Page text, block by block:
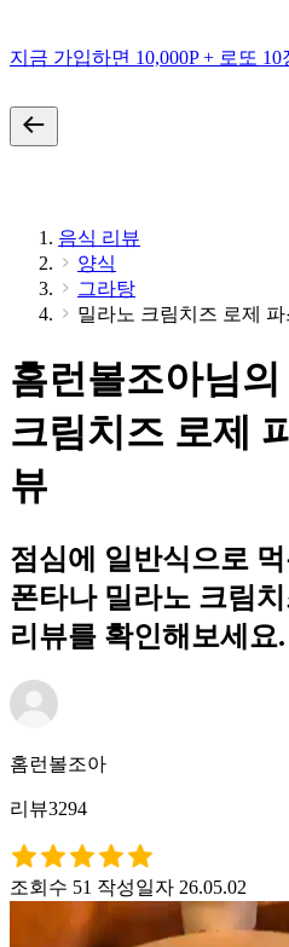
지금 가입하면 10,000P + 로또 10
음식 리뷰
양식
그라탕
밀라노 크림치즈 로제
홈런볼조아님
크림치즈 로제
뷰
점심에 일반식으로
폰타나 밀라노 크림
리뷰를 확인해보세요.
홈런볼조아
리뷰3294
조회수 51 작성일자 26.05.02